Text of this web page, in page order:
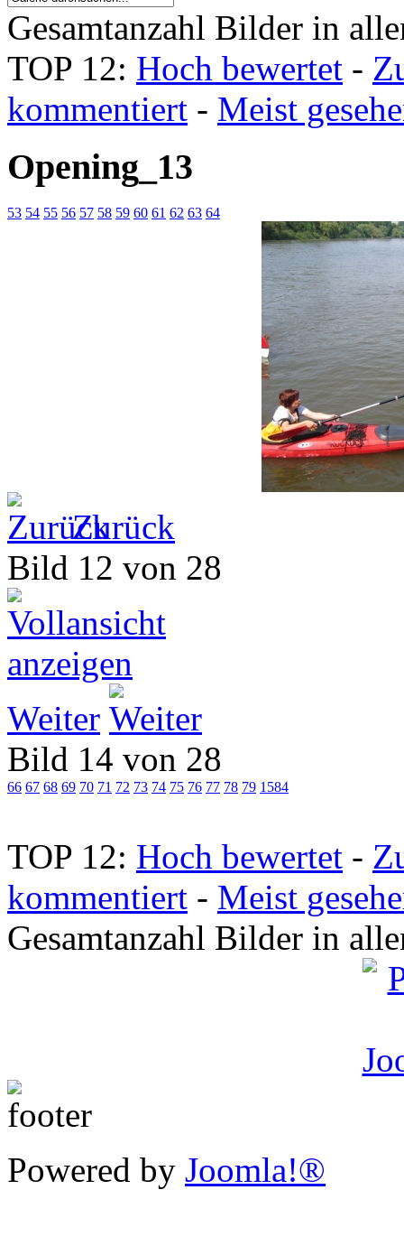
Gesamtanzahl Bilder in
TOP 12: Hoch bewertet -
kommentiert - Meist
Opening_13
53 54 55 56 57 58 59 60 61 62 63 64
Zurück
Bild 12 von 28
Weiter
Bild 14 von 28
66 67 68 69 70 71 72 73 74 75 76 77 78 79 1584
TOP 12: Hoch bewertet -
kommentiert - Meist
Gesamtanzahl Bilder in
Powered by Joomla!®